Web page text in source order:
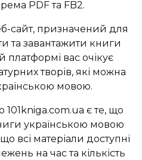
PDF та FB2.
сайт, призначений для
та завантажити книги
платформі вас очікує
творів, які можна
мовою.
є те, що
українською мовою
всі матеріали доступні
на час та кількість